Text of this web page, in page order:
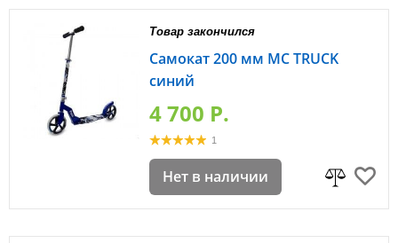
Товар закончился
Самокат 200 мм MC TRUCK
синий
4 700 P.
1
Нет в наличии